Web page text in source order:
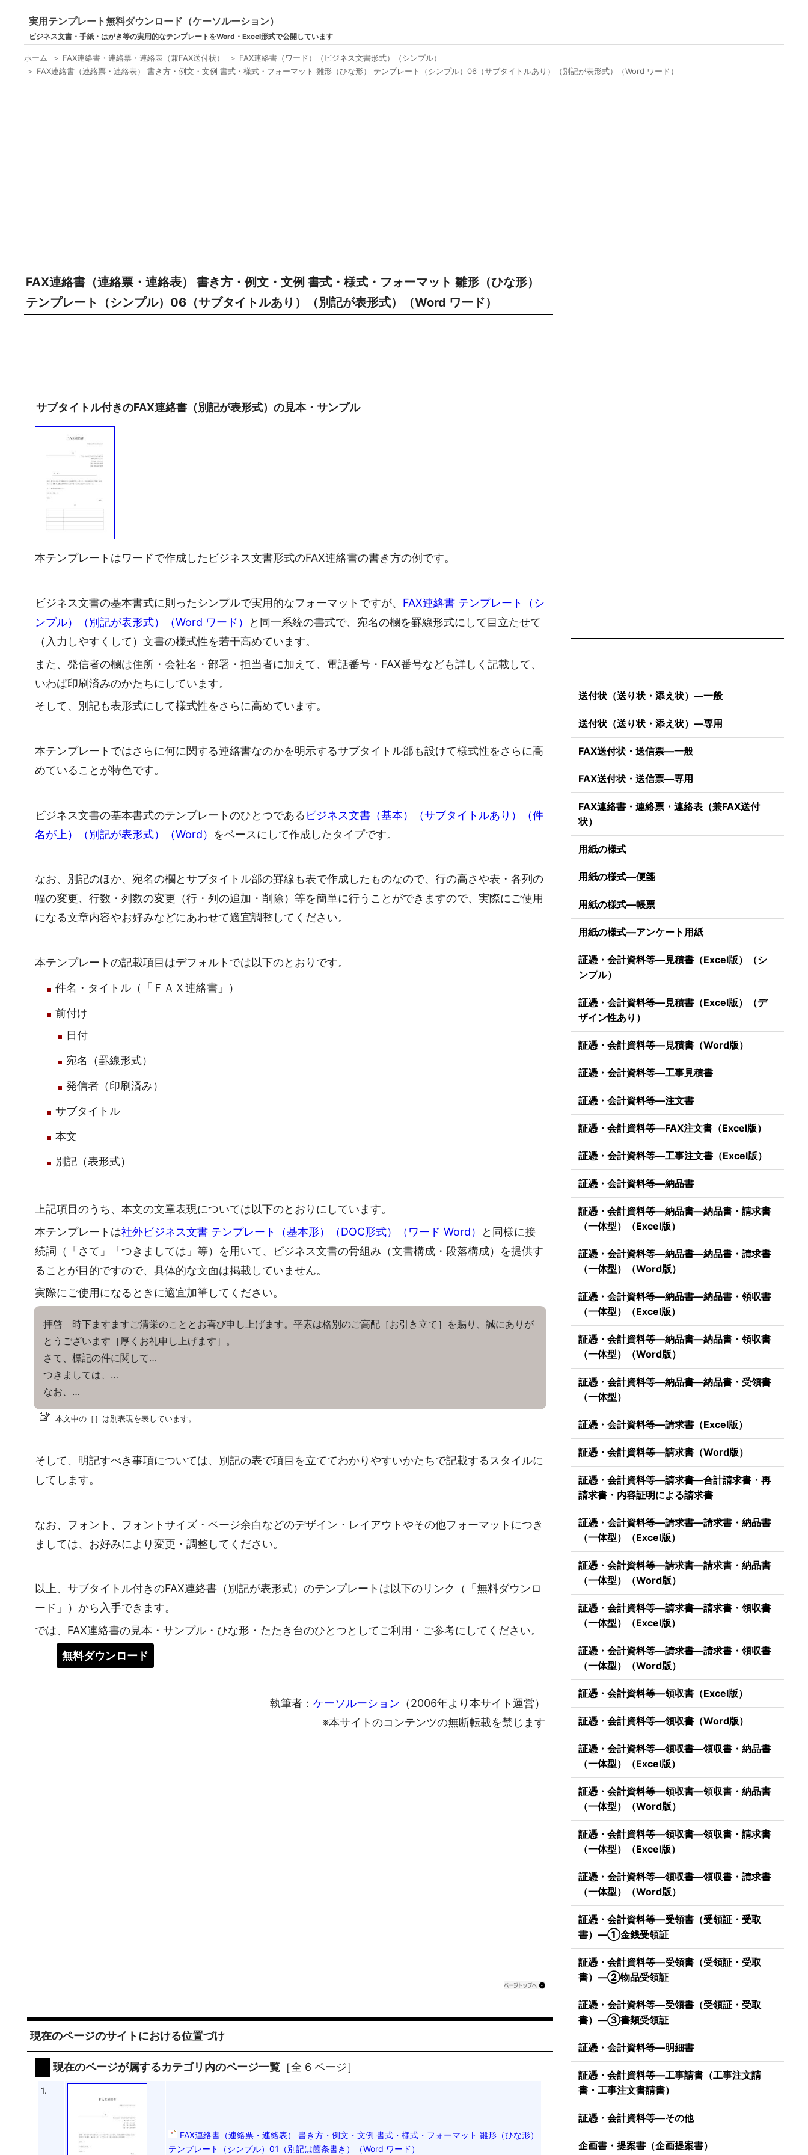
実用テンプレート無料ダウンロード（ケーソルーション）
ビジネス文書・手紙・はがき等の実用的なテンプレートをWord・Excel形式で公開しています
ホーム ＞ FAX連絡書・連絡票・連絡表（兼FAX送付状） ＞ FAX連絡書（ワード）（ビジネス文書形式）（シンプル）
＞ FAX連絡書（連絡票・連絡表） 書き方・例文・文例 書式・様式・フォーマット 雛形（ひな形） テンプレート（シンプル）06（サブタイトルあり）（別記が表形式）（Word ワード）
FAX連絡書（連絡票・連絡表） 書き方・例文・文例 書式・様式・フォーマット 雛形（ひな形）
テンプレート（シンプル）06（サブタイトルあり）（別記が表形式）（Word ワード）
サブタイトル付きのFAX連絡書（別記が表形式）の見本・サンプル
本テンプレートはワードで作成したビジネス文書形式のFAX連絡書の書き方の例です。
ビジネス文書の基本書式に則ったシンプルで実用的なフォーマットですが、 FAX連絡書 テンプレート（シ
ンプル）（別記が表形式）（Word ワード）
と同一系統の書式で、宛名の欄を罫線形式にして目立たせて
（入力しやすくして）文書の様式性を若干高めています。
また、発信者の欄は住所・会社名・部署・担当者に加えて、電話番号・FAX番号なども詳しく記載して、
いわば印刷済みのかたちにしています。
そして、別記も表形式にして様式性をさらに高めています。
本テンプレートではさらに何に関する連絡書なのかを明示するサブタイトル部も設けて様式性をさらに高
めていることが特色です。
ビジネス文書の基本書式のテンプレートのひとつである ビジネス文書（基本）（サブタイトルあり）（件
名が上）（別記が表形式）（Word） をベースにして作成したタイプです。
なお、別記のほか、宛名の欄とサブタイトル部の罫線も表で作成したものなので、行の高さや表・各列の
幅の変更、行数・列数の変更（行・列の追加・削除）等を簡単に行うことができますので、実際にご使用
になる文章内容やお好みなどにあわせて適宜調整してください。
本テンプレートの記載項目はデフォルトでは以下のとおりです。
件名・タイトル（「ＦＡＸ連絡書」）
前付け
日付
宛名（罫線形式）
発信者（印刷済み）
サブタイトル
本文
別記（表形式）
上記項目のうち、本文の文章表現については以下のとおりにしています。
本テンプレートは社外ビジネス文書 テンプレート（基本形）（DOC形式）（ワード Word）
と同様に接
続詞（「さて」「つきましては」等）を用いて、ビジネス文書の骨組み（文書構成・段落構成）を提供す
ることが目的ですので、具体的な文面は掲載していません。
実際にご使用になるときに適宜加筆してください。
拝啓 時下ますますご清栄のこととお喜び申し上げます。平素は格別のご高配［お引き立て］を賜り、誠にありが
とうございます［厚くお礼申し上げます］。
さて、標記の件に関して…
つきましては、…
なお、…
本文中の［］は別表現を表しています。
そして、明記すべき事項については、別記の表で項目を立ててわかりやすいかたちで記載するスタイルに
してします。
なお、フォント、フォントサイズ・ページ余白などのデザイン・レイアウトやその他フォーマットにつき
ましては、お好みにより変更・調整してください。
以上、サブタイトル付きのFAX連絡書（別記が表形式）のテンプレートは以下のリンク（「無料ダウンロ
ード」）から入手できます。
では、FAX連絡書の見本・サンプル・ひな形・たたき台のひとつとしてご利用・ご参考にしてください。
無料ダウンロード
執筆者： ケーソルーション （2006年より本サイト運営）
※本サイトのコンテンツの無断転載を禁じます
現在のページのサイトにおける位置づけ
現在のページが属するカテゴリ内のページ一覧 ［全 6 ページ］
1.
FAX連絡書（連絡票・連絡表） 書き方・例文・文例 書式・様式・フォーマット 雛形（ひな形）
テンプレート（シンプル）01（別記は箇条書き）（Word ワード）
送付状（送り状・添え状）―一般
送付状（送り状・添え状）―専用
FAX送付状・送信票―一般
FAX送付状・送信票―専用
FAX連絡書・連絡票・連絡表（兼FAX送付
状）
用紙の様式
用紙の様式―便箋
用紙の様式―帳票
用紙の様式―アンケート用紙
証憑・会計資料等―見積書（Excel版）（シ
ンプル）
証憑・会計資料等―見積書（Excel版）（デ
ザイン性あり）
証憑・会計資料等―見積書（Word版）
証憑・会計資料等―工事見積書
証憑・会計資料等―注文書
証憑・会計資料等―FAX注文書（Excel版）
証憑・会計資料等―工事注文書（Excel版）
証憑・会計資料等―納品書
証憑・会計資料等―納品書―納品書・請求書
（一体型）（Excel版）
証憑・会計資料等―納品書―納品書・請求書
（一体型）（Word版）
証憑・会計資料等―納品書―納品書・領収書
（一体型）（Excel版）
証憑・会計資料等―納品書―納品書・領収書
（一体型）（Word版）
証憑・会計資料等―納品書―納品書・受領書
（一体型）
証憑・会計資料等―請求書（Excel版）
証憑・会計資料等―請求書（Word版）
証憑・会計資料等―請求書―合計請求書・再
請求書・内容証明による請求書
証憑・会計資料等―請求書―請求書・納品書
（一体型）（Excel版）
証憑・会計資料等―請求書―請求書・納品書
（一体型）（Word版）
証憑・会計資料等―請求書―請求書・領収書
（一体型）（Excel版）
証憑・会計資料等―請求書―請求書・領収書
（一体型）（Word版）
証憑・会計資料等―領収書（Excel版）
証憑・会計資料等―領収書（Word版）
証憑・会計資料等―領収書―領収書・納品書
（一体型）（Excel版）
証憑・会計資料等―領収書―領収書・納品書
（一体型）（Word版）
証憑・会計資料等―領収書―領収書・請求書
（一体型）（Excel版）
証憑・会計資料等―領収書―領収書・請求書
（一体型）（Word版）
証憑・会計資料等―受領書（受領証・受取
書）―①金銭受領証
証憑・会計資料等―受領書（受領証・受取
書）―②物品受領証
証憑・会計資料等―受領書（受領証・受取
書）―③書類受領証
証憑・会計資料等―明細書
証憑・会計資料等―工事請書（工事注文請
書・工事注文書請書）
証憑・会計資料等―その他
企画書・提案書（企画提案書）